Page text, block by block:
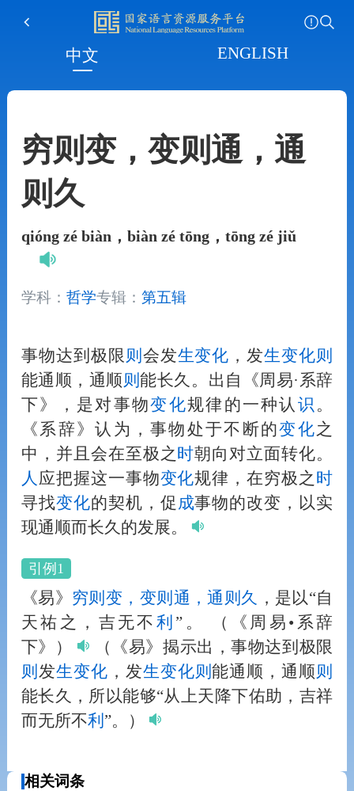
中文 ENGLISH
穷则变，变则通，通
则久
qióng zé biàn，biàn zé tōng，tōng zé jiǔ
学科： 哲学专辑： 第五辑
事物达到极限 则 会发生变化 ，发生变化则
能通顺，通顺则能长久。出自《周易·系辞
下》，是对事物变化规律的一种认 识 。
《系辞》认为，事物处于不断的变化之
中，并且会在至极之 时朝向对立面转化。
人 应把握这一事物变化规律，在穷极之 时
寻找变化的契机，促 成事物的改变，以实
现通顺而长久的发展。
引例1
《易》 穷则 变，变则 通，通 则 久
，是以“自
天祐之，吉无不 利 ”。
（《周易•系辞
下》）
（《易》揭示出，事物达到极限
则 发生变化 ，发生变化则能通顺，通顺则
能长久，所以能够“从上天降下佑助，吉祥
而无所不利 ”。）
相关词条